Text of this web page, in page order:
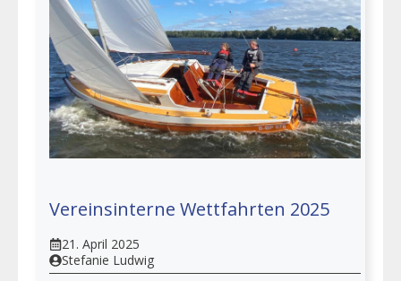
Vereinsinterne Wettfahrten 2025
21. April 2025
Stefanie Ludwig